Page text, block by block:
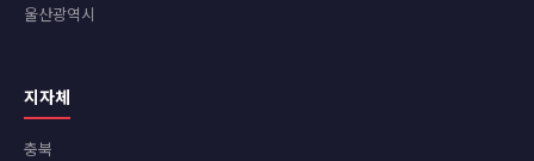
울산광역시
지자체
충북